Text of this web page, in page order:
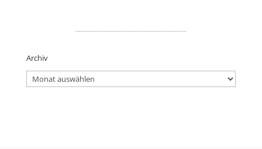
Archiv
Archiv